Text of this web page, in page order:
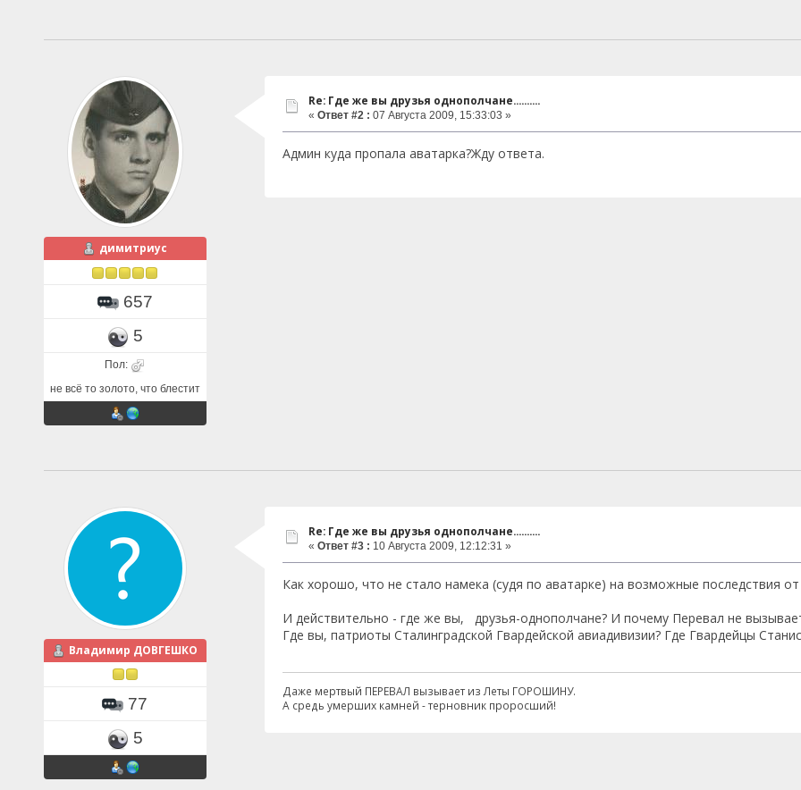
димитриус
657
5
Пол:
не всё то золото, что блестит
Re: Где же вы друзья однополчане..........
«Ответ #2 : 07 Августа 2009, 15:33:03 »
Админ куда пропала аватарка?Жду ответа.
Владимир ДОВГЕШКО
77
5
Re: Где же вы друзья однополчане..........
«Ответ #3 : 10 Августа 2009, 12:12:31 »
Как хорошо, что не стало намека (судя по аватарке) на возможные последствия
И действительно - где же вы, друзья-однополчане? И почему Перевал не
Где вы, патриоты Сталинградской Гвардейской авиадивизии? Где Гвардейцы
Даже мертвый ПЕРЕВАЛ вызывает из Леты ГОРОШИНУ.
А средь умерших камней - терновник проросший!